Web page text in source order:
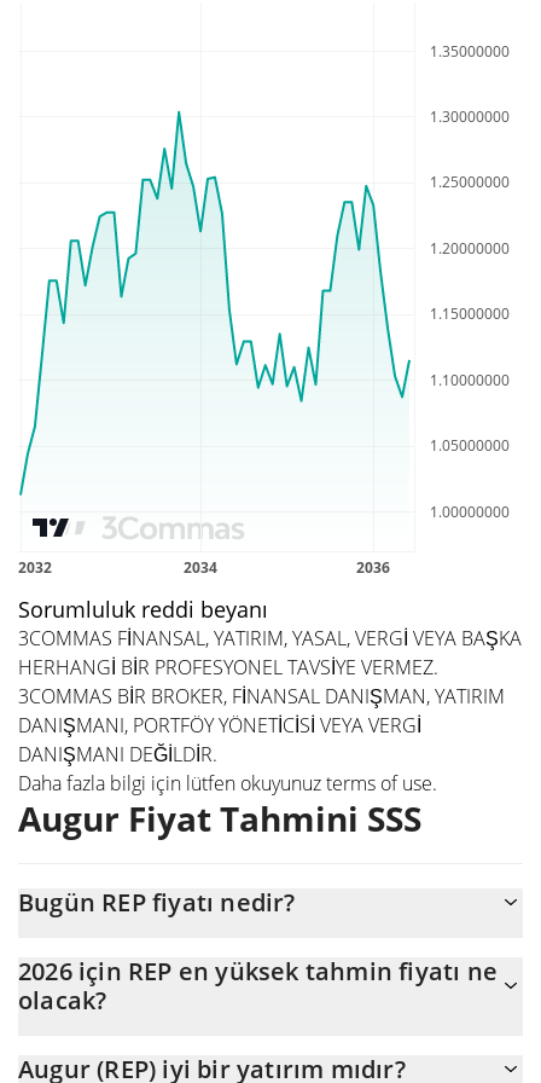
Sorumluluk reddi beyanı
3COMMAS FİNANSAL, YATIRIM, YASAL, VERGİ VEYA BAŞKA
HERHANGİ BİR PROFESYONEL TAVSİYE VERMEZ.
3COMMAS BİR BROKER, FİNANSAL DANIŞMAN, YATIRIM
DANIŞMANI, PORTFÖY YÖNETİCİSİ VEYA VERGİ
DANIŞMANI DEĞİLDİR.
Daha fazla bilgi için lütfen okuyunuzterms of use.
Augur Fiyat Tahmini SSS
Bugün REP fiyatı nedir?
işlem görüyor
2026 için REP en yüksek tahmin fiyatı ne
olacak?
ulaşması bekleniyor.Augur (REP) iyi bir yatırım mıdır?